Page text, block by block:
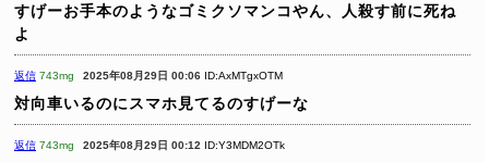
すげーお手本のようなゴミクソマンコやん、人殺す前に死ね
よ
返信 743mg 2025年08月29日 00:06 ID:AxMTgxOTM
対向車いるのにスマホ見てるのすげーな
返信 743mg 2025年08月29日 00:12 ID:Y3MDM2OTk